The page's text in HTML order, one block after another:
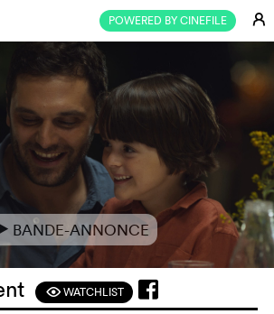
POWERED BY CINEFILE E
BANDE-ANNONCE
FWATCHLIST